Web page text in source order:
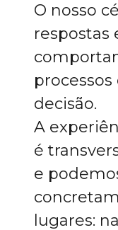
O nosso
respostas
decisão.
A
é
e
lugares: